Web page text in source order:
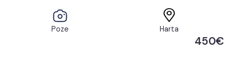
Poze Harta
450€